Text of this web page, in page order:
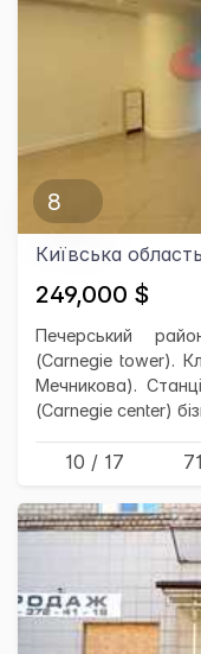
8
Київська
249,000 $
Печерський
(Carnegie tower).
Мечникова).
(Carnegie center)
10 / 17